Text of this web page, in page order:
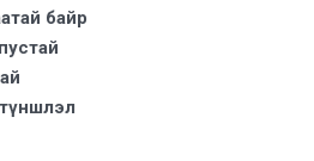
байр